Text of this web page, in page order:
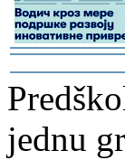
-
jednu